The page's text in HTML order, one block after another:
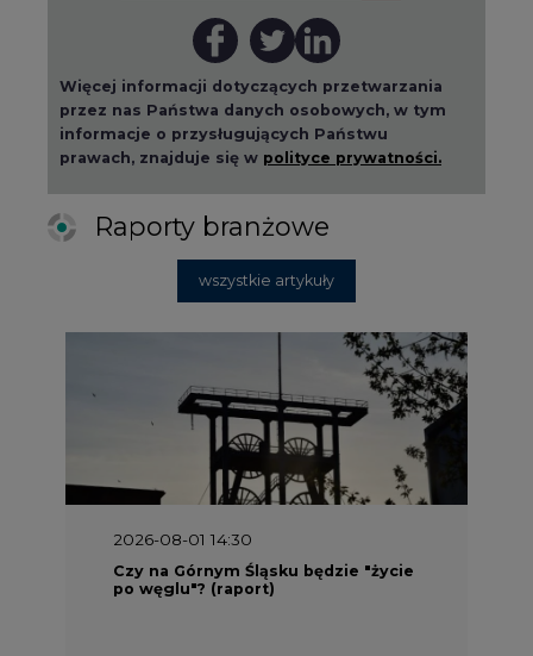
Więcej informacji dotyczących przetwarzania
przez nas Państwa danych osobowych, w tym
informacje o przysługujących Państwu
prawach, znajduje się w polityce prywatności.
Raporty branżowe
wszystkie artykuły
2026-08-01 14:30
Czy na Górnym Śląsku będzie "życie
po węglu"? (raport)